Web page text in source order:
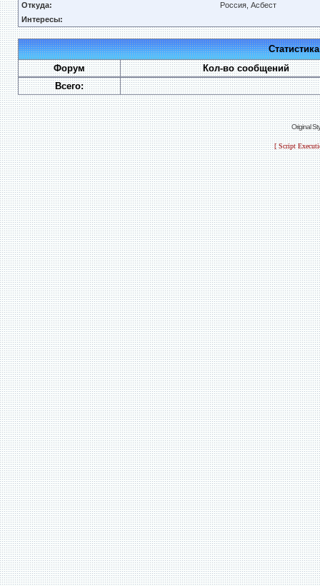
Откуда:
Россия, Асбест
Интересы:
Форум
Кол-во сообщений
Всего:
Original
[ Script